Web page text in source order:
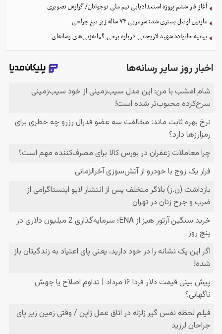
آغاز فاز ششم پروژه استعدادیابی تیم ملی نوجوانان/ گزارش تصویری
مارتین اونیل بستری شد؛ سرمربی ۷۴ ساله زیر تیغ جراحی
بیانیه خانواده شهید لاریجانی درباره برخی گمانه‌زنی‌های رسانه‌ای